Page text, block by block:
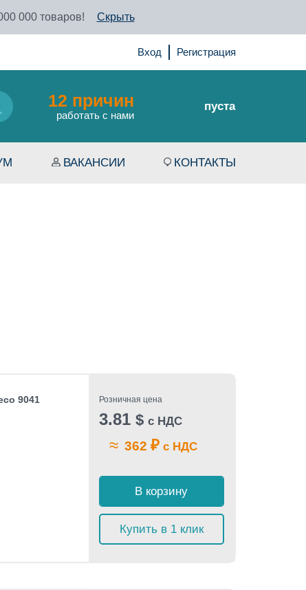
000 товаров! Скрыть
Вход Регистрация
12 причин
работать с нами
пуста
ВАКАНСИИ КОНТАКТЫ
9041 Розничная цена
3.81 $ с НДС
≈ 362 ₽с НДС
В корзину
Купить в 1 клик